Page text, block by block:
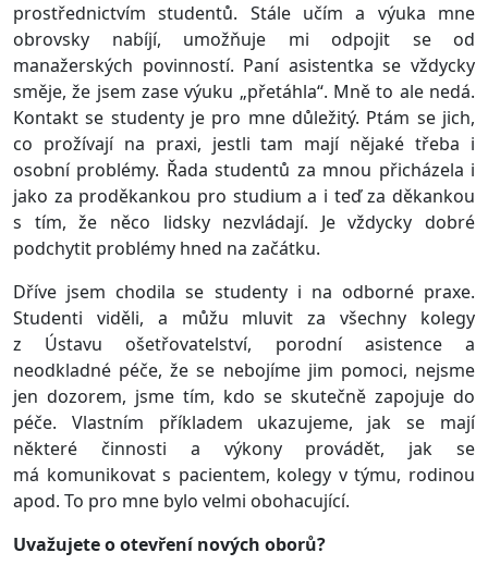
prostřednictvím studentů. Stále učím a výuka mne
obrovsky nabíjí, umožňuje mi odpojit se od
manažerských povinností. Paní asistentka se vždycky
směje, že jsem zase výuku „přetáhla“. Mně to ale nedá.
Kontakt se studenty je pro mne důležitý. Ptám se jich,
co prožívají na praxi, jestli tam mají nějaké třeba i
osobní problémy. Řada studentů za mnou přicházela i
jako za proděkankou pro studium a i teď za děkankou
s tím, že něco lidsky nezvládají. Je vždycky dobré
podchytit problémy hned na začátku.
Dříve jsem chodila se studenty i na odborné praxe.
Studenti viděli, a můžu mluvit za všechny kolegy
z Ústavu ošetřovatelství, porodní asistence a
neodkladné péče, že se nebojíme jim pomoci, nejsme
jen dozorem, jsme tím, kdo se skutečně zapojuje do
péče. Vlastním příkladem ukazujeme, jak se mají
některé činnosti a výkony provádět, jak se
má komunikovat s pacientem, kolegy v týmu, rodinou
apod. To pro mne bylo velmi obohacující.
Uvažujete o otevření nových oborů?